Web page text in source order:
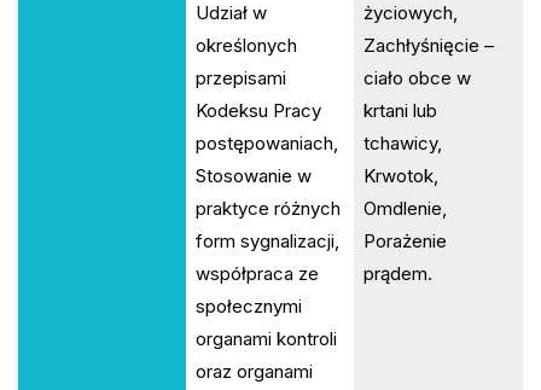
Udział w
określonych
przepisami
Kodeksu Pracy
postępowaniach,
Stosowanie w
praktyce różnych
form sygnalizacji,
współpraca ze
społecznymi
organami kontroli
oraz organami
życiowych,
Zachłyśnięcie –
ciało obce w
krtani lub
tchawicy,
Krwotok,
Omdlenie,
Porażenie
prądem.